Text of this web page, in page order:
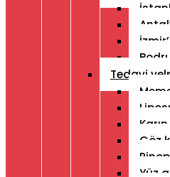
Tedavi
Göz
Yüz